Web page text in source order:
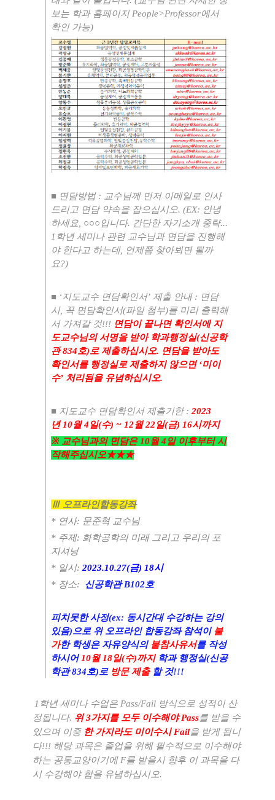
보는 학과 홈페이지People>Professor에서
확인 가능)
■ 면담방법: 교수님께 먼저 이메일로 인사
드리고 면담 약속을 잡으십시오. (EX: 안녕
하세요 ○○○ 입니다. 간단한 자기소개 중략...
1 학년 세미나 관련 교수님과 면담을 진행해
야 한다고 하는데,
언제쯤 찾아뵈면 될까
요?)
■ ‘지도교수 면담확인서’ 제출 안내: 면담
시, 꼭 면담확인서(파일 첨부)를 미리 출력해
서 가져갈 것!!! 면담이 끝나면 확인서에 지
도교수님의 서명을 받아 학과행정실(신공학
관834 호) 로 제출하십시오. 면담을 받아도
확인서를 행정실로 제출하지 않으면‘미이
수’ 처리됨을 유념하십시오.
■ 지도교수 면담확인서 제출기한: 2023
년10월4 일(수) ~ 12월22일(금) 16시까지
※ 교수님과의 면담은 10월4 일 이후부터 시
작해주십시오★★★
Ⅲ 오프라인합동강좌
* 연사: 문준혁 교수님
* 주제: 화학공학의 미래 그리고 우리의 포
지셔닝
* 일시: 2023.10.27(금) 18시
* 장소: 신공학관 B102호
피치못한 사정(ex: 동시간대 수강하는 강의
있음)으로 위 오프라인 합동강좌 참석이 불
가한 학생은 자유양식의 불참사유서를 작성
하시어 10월 18일(수)까지학과 행정실(신공
학관 834호)로 방문 제출할 것!!!
1 학년 세미나 수업은 Pass/Fail 방식으로 성적이 산
정됩니다. 위3가지를 모두 이수해야Pass를 받을 수
있으며 이중 한 가지라도 미이수시Fail을 받게 됩니
다!!! 해당 과목은 졸업을 위해 필수적으로 이수해야
하는 공통교양이기에F를 받을시 향후 이 과목을 다
시 수강해야 함을 유념하십시오.